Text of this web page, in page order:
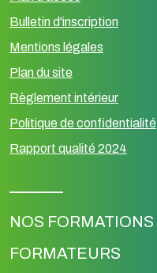
Bulletin d'inscription
Mentions légales
Plan du site
Règlement intérieur
Politique de confidentialité
Rapport qualité 2024
NOS FORMATIONS
FORMATEURS